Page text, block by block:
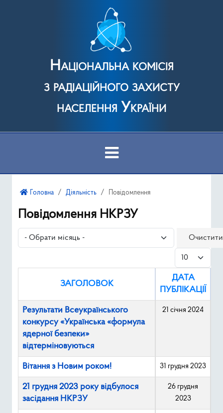
Національна комісія
з радіаційного захисту
населення України
Діяльність
Ресурси
Type 2 or
Пошук
Головна Діяльність Повідомлення
Повідомлення НКРЗУ
- Обрати місяць -
Очистити
Показувати
ЗАГОЛОВОК
ДАТА
ПУБЛІКАЦІЇ
Результати Всеукраїнського
конкурсу «Українська «формула
ядерної безпеки»
відтерміновуються
21 січня 2024
Вітання з Новим роком! 31 грудня 2023
21 грудня 2023 року відбулося
засідання НКРЗУ
26 грудня
2023